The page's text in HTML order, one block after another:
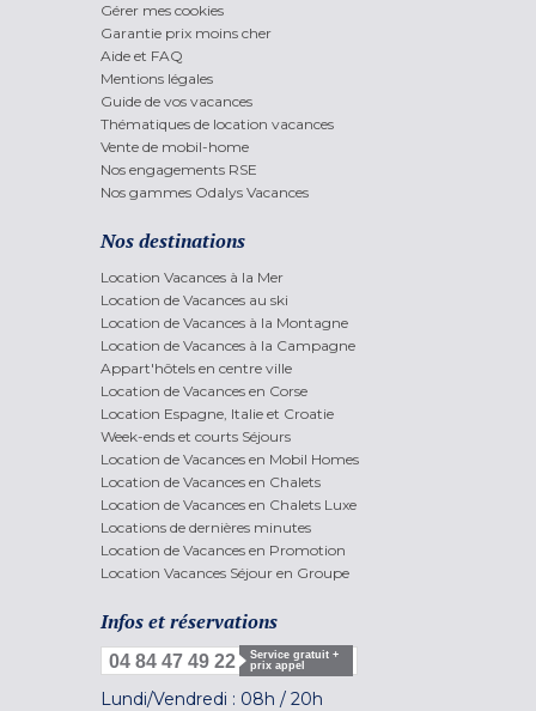
Gérer mes cookies
Garantie prix moins cher
Aide et FAQ
Mentions légales
Guide de vos vacances
Thématiques de location vacances
Vente de mobil-home
Nos engagements RSE
Nos gammes Odalys Vacances
Nos destinations
Location Vacances à la Mer
Location de Vacances au ski
Location de Vacances à la Montagne
Location de Vacances à la Campagne
Appart'hôtels en centre ville
Location de Vacances en Corse
Location Espagne, Italie et Croatie
Week-ends et courts Séjours
Location de Vacances en Mobil Homes
Location de Vacances en Chalets
Location de Vacances en Chalets Luxe
Locations de dernières minutes
Location de Vacances en Promotion
Location Vacances Séjour en Groupe
Infos et réservations
04 84 47 49 22
Service gratuit +
prix appel
Lundi/Vendredi : 08h / 20h